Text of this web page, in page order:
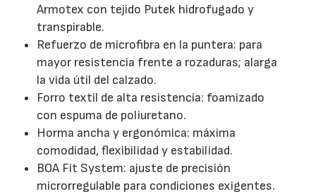
Armotex con tejido Putek hidrofugado y
transpirable.
Refuerzo de microfibra en la puntera: para
mayor resistencia frente a rozaduras; alarga
la vida útil del calzado.
Forro textil de alta resistencia: foamizado
con espuma de poliuretano.
Horma ancha y ergonómica: máxima
comodidad, flexibilidad y estabilidad.
BOA Fit System: ajuste de precisión
microrregulable para condiciones exigentes.